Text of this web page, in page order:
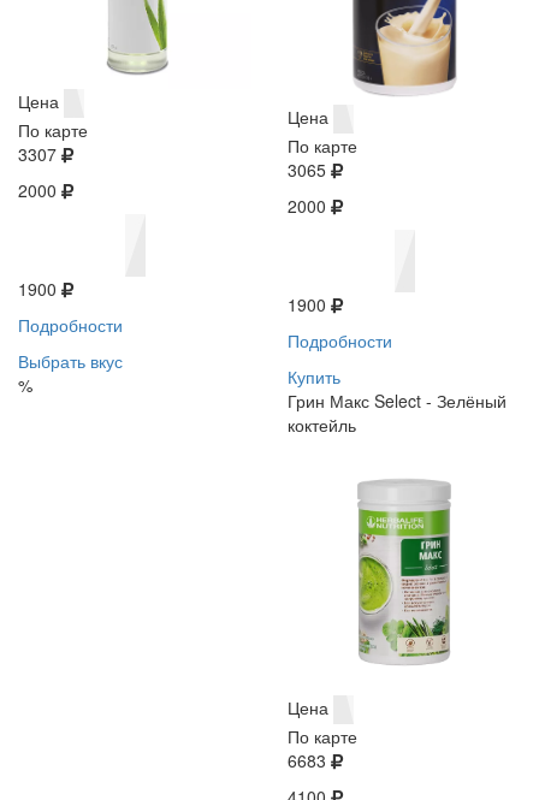
Цена
По карте
3307
2000
1900
Подробности
Выбрать вкус
%
Цена
По карте
3065
2000
1900
Подробности
Купить
Грин Макс Select - Зелёный
коктейль
Цена
По карте
6683